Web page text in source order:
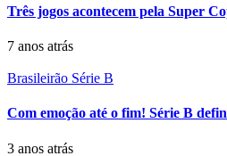
Três jogos acontecem pela Super
7 anos atrás
Brasileirão Série B
Com emoção até o fim! Série B
3 anos atrás